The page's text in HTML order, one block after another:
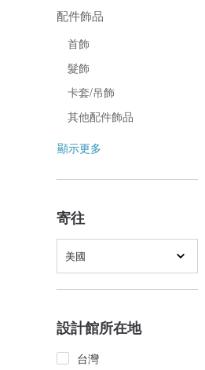
配件飾品
首飾
髮飾
卡套/吊飾
其他配件飾品
顯示更多
寄往
美國
設計館所在地
台灣